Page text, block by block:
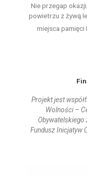
Nie przegap
powietrzu z żywą
miejsca
Projekt jest
Wolności –
Fundusz Inicjatyw